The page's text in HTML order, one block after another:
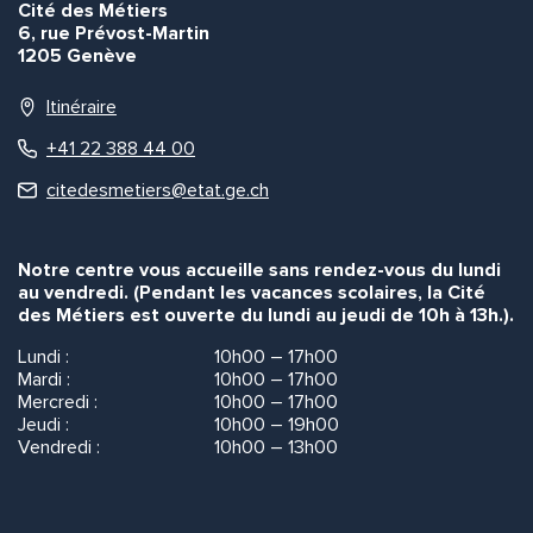
Cité des Métiers
6, rue Prévost-Martin
1205 Genève
Itinéraire
+41 22 388 44 00
citedesmetiers@etat.ge.ch
Notre centre vous accueille sans rendez-vous du lundi
au vendredi. (Pendant les vacances scolaires, la Cité
des Métiers est ouverte du lundi au jeudi de 10h à 13h.).
Lundi :
10h00 – 17h00
Mardi :
10h00 – 17h00
Mercredi :
10h00 – 17h00
Jeudi :
10h00 – 19h00
Vendredi :
10h00 – 13h00